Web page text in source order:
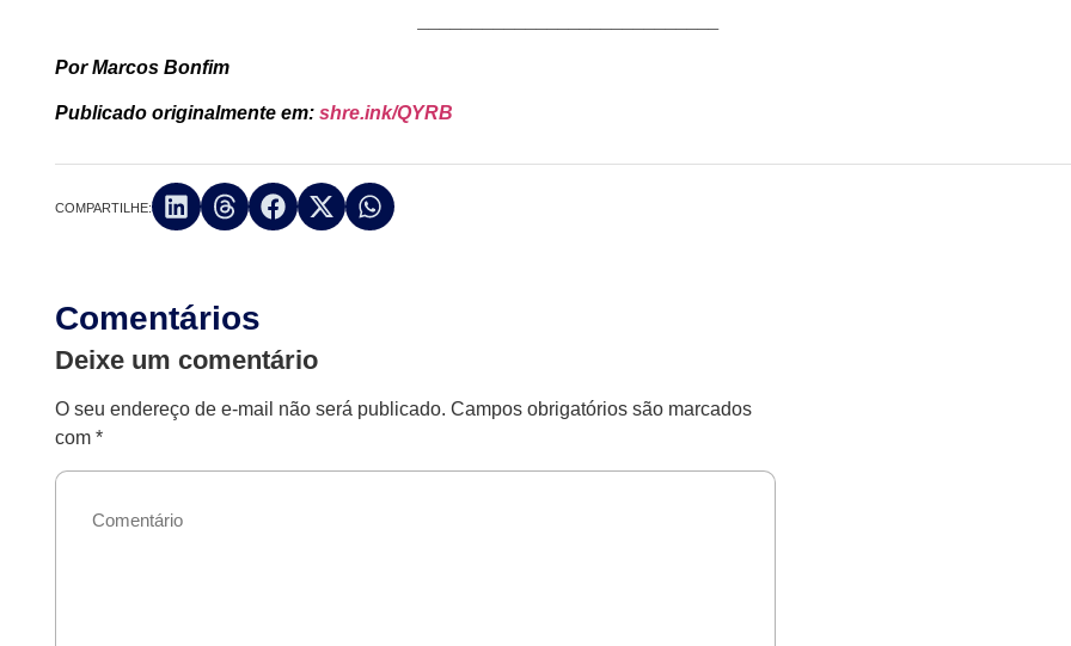
Por Marcos Bonfim
Publicado originalmente em: shre.ink/QYRB
COMPARTILHE:
Comentários
Deixe um comentário
O seu endereço de e-mail não será publicado. Campos obrigatórios são marcados
com*